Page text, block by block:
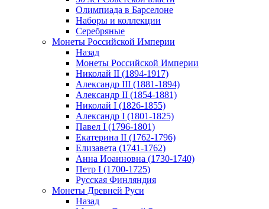
Олимпиада в Барселоне
Наборы и коллекции
Серебряные
Монеты Российской Империи
Назад
Монеты Российской Империи
Николай II (1894-1917)
Александр III (1881-1894)
Александр II (1854-1881)
Николай I (1826-1855)
Александр I (1801-1825)
Павел I (1796-1801)
Екатерина II (1762-1796)
Елизавета (1741-1762)
Анна Иоанновна (1730-1740)
Петр I (1700-1725)
Русская Финляндия
Монеты Древней Руси
Назад